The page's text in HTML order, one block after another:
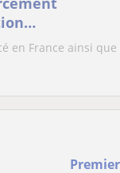
en France ainsi